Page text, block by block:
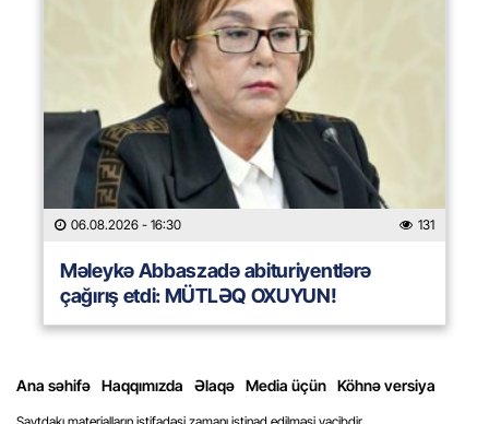
06.08.2026 - 16:30 131
Məleykə Abbaszadə abituriyentlərə
çağırış etdi: MÜTLƏQ OXUYUN!
Ana səhifə Haqqımızda Əlaqə Media üçün Köhnə versiya